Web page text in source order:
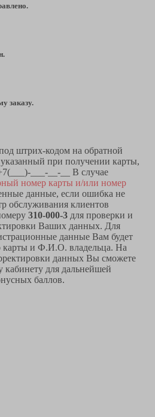
заказу.
штрих-кодом на обратной
при получении карты,
___-__-__ В случае
номер карты и/или номер
данные, если ошибка не
обслуживания клиентов
310-000-3 для проверки и
Ваших данных. Для
данные Вам будет
карты и Ф.И.О. владельца. На
данных Вы сможете
кабинету для дальнейшей
баллов.